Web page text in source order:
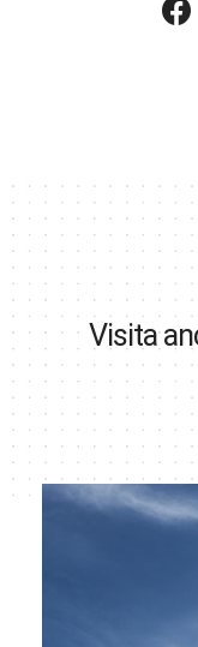
Visita